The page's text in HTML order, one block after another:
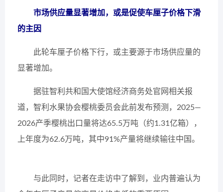
市场供应量显著增加，或是促使车厘子价格下滑
的主因
此轮车厘子价格下行，或主要源于市场供应量的
显著增加。
据驻智利共和国大使馆经济商务处官网相关报
道，智利水果协会樱桃委员会此前发布预测，2025—
2026产季樱桃出口量将达65.5万吨（约1.31亿箱），
上年度为62.6万吨，其中91%产量将继续输往中国。
与此同时，记者在走访中了解到，业内普遍认为